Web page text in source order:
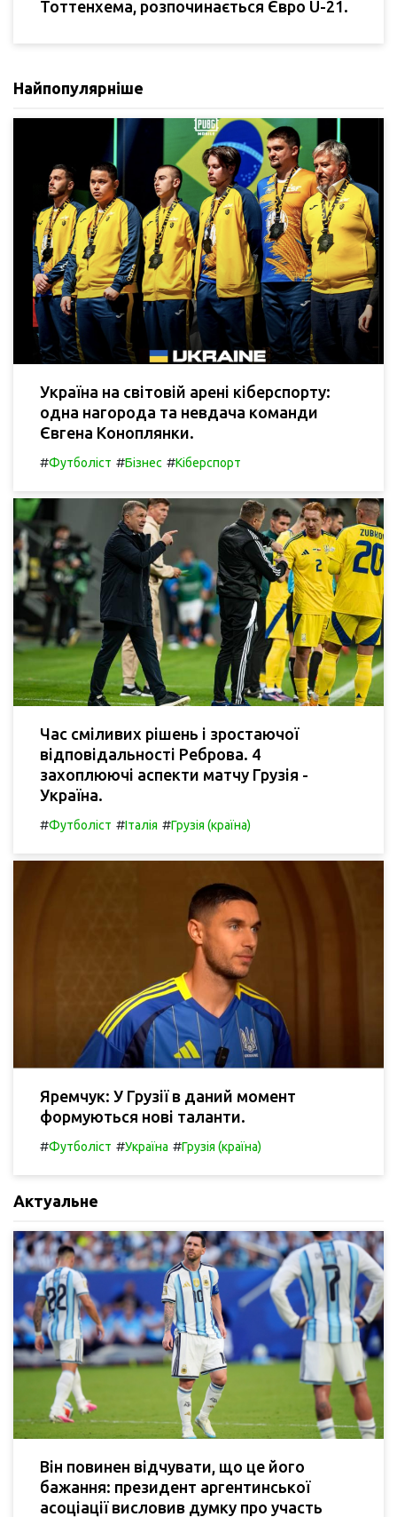
Тоттенхема, розпочинається Євро U-21.
Найпопулярніше
Україна на світовій арені кіберспорту:
одна нагорода та невдача команди
Євгена Коноплянки.
#Футболіст #Бізнес #Кіберспорт
Час сміливих рішень і зростаючої
відповідальності Реброва. 4
захоплюючі аспекти матчу Грузія -
Україна.
#Футболіст #Італія #Грузія (країна)
Яремчук: У Грузії в даний момент
формуються нові таланти.
#Футболіст #Україна #Грузія (країна)
Актуальне
Він повинен відчувати, що це його
бажання: президент аргентинської
асоціації висловив думку про участь